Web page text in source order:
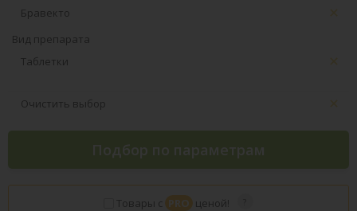
Бравекто
Вид препарата
Таблетки
Очистить выбор
Подбор по параметрам
Товары с PRO ценой!